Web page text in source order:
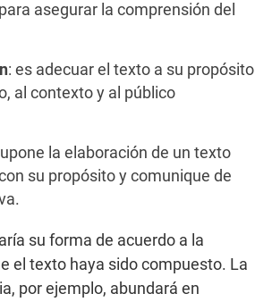
asegurar la comprensión del
: es adecuar el texto a su propósito
al contexto y al público
la elaboración de un texto
su propósito y comunique de
su forma de acuerdo a la
el texto haya sido compuesto. La
por ejemplo, abundará en